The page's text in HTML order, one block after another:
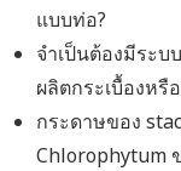
แบบท่อ?
จำเป็นต้องมีระบ
ผลิตกระเบื้องหรื
กระดาษของ
Chlorophytum